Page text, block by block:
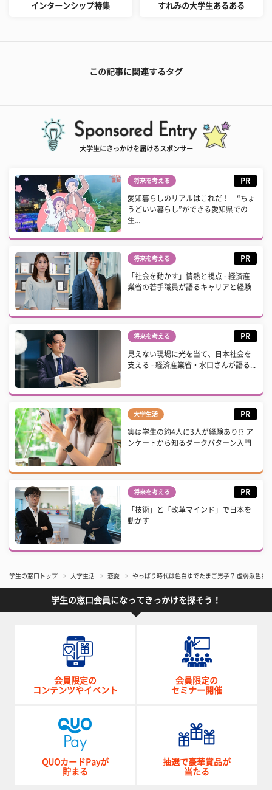
インターンシップ特集 すれみの大学生あるある
この記事に関連するタグ
大学生にきっかけを届けるスポンサー
将来を考える PR
愛知暮らしのリアルはこれだ！ “ちょ
うどいい暮らし”ができる愛知県での
生...
将来を考える PR
「社会を動かす」情熱と視点 - 経済産
業省の若手職員が語るキャリアと経験
将来を考える PR
見えない現場に光を当て、日本社会を
支える - 経済産業省・水口さんが語る...
大学生活 PR
実は学生の約4人に3人が経験あり!? ア
ンケートから知るダークパターン入門
将来を考える PR
「技術」と「改革マインド」で日本を
動かす
学生の窓口トップ 大学生活 恋愛 やっぱり時代は色白ゆでたまご男子？ 虚弱系色白
学生の窓口会員になってきっかけを探そう！
会員限定の
コンテンツやイベント
会員限定の
セミナー開催
QUOカードPayが
貯まる
抽選で豪華賞品が
当たる